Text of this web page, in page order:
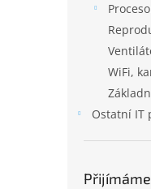
WiFi,
Ostatní IT